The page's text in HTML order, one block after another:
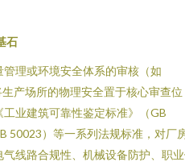
石
理或环境安全体系的审核（如
产场所的物理安全置于核心审查位
业建筑可靠性鉴定标准》（GB
50023）等一系列法规标准，对厂
线路合规性、机械设备防护、职